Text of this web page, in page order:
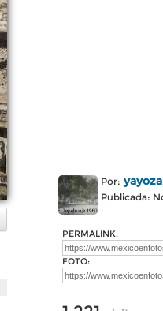
Por:
Publicada:
PERMALINK:
FOTO: